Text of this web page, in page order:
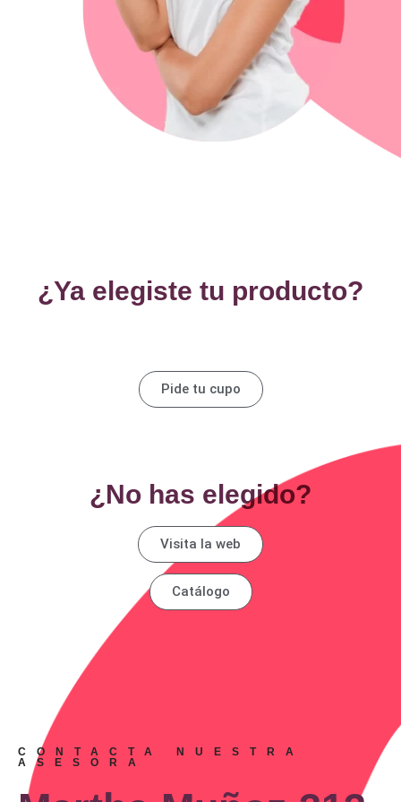
¿Ya elegiste tu producto?
Pide tu cupo
¿No has elegido?
Visita la web
Catálogo
CONTACTA NUESTRA
ASESORA